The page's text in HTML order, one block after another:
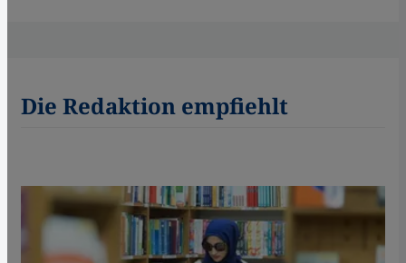
Die Redaktion empfiehlt